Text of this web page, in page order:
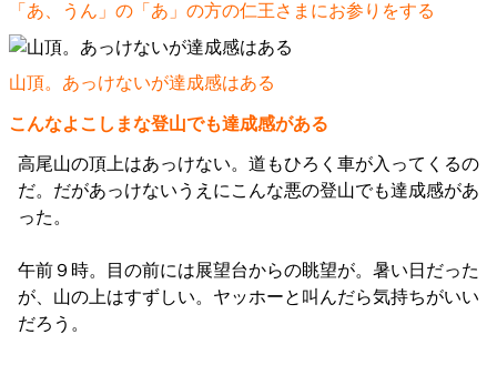
「あ、うん」の「あ」の方の仁王さまにお参りをする
山頂。あっけないが達成感はある
こんなよこしまな登山でも達成感がある
高尾山の頂上はあっけない。道もひろく車が入ってくるの
だ。だがあっけないうえにこんな悪の登山でも達成感があ
った。
午前９時。目の前には展望台からの眺望が。暑い日だった
が、山の上はすずしい。ヤッホーと叫んだら気持ちがいい
だろう。